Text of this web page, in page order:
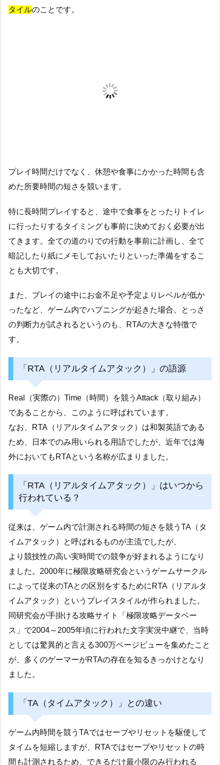
タイルのことです。
プレイ時間だけでなく、休憩や食事にかかった時間も含
めた所要時間の短さを競います。
特に長時間プレイすると、途中で食事をとったりトイレ
に行ったりするタイミングも事前に決めておく必要が出
てきます。全ての道のりでの行動を事前に計画し、全て
暗記したり紙にメモしておいたりといった準備をするこ
とも大切です。
また、プレイの途中にお金不足や予定よりレベルが低か
ったなど、ゲーム内でハプニングが起きた場合、とっさ
の判断力が試されるというのも、RTAの大きな特徴で
す。
「RTA（リアルタイムアタック）」の語源
Real（実際の）Time（時間）を競うAttack（取り組み）
であることから、このように呼ばれています。
なお、RTA（リアルタイムアタック）は和製英語である
ため、日本でのみ用いられる用語でしたが、近年では海
外においてもRTAという名称が広まりました。
「RTA（リアルタイムアタック）」はいつから
行われている？
従来は、ゲーム内で計測される時間の短さを競うTA（タ
イムアタック）と呼ばれるものが主流でしたが、
より競技性の高い実時間での競争が好まれるようになり
ました。2000年に極限攻略研究会というゲームサークル
によって従来のTAとの区別をするためにRTA（リアルタ
イムアタック）というプレイスタイルが作られました。
同研究会が手掛ける攻略サイト「極限攻略データベー
ス」で2004～2005年頃に行われた文字実況中継で、当時
としては驚異的と言える300万ページビューを集めたこと
が、多くのゲーマーがRTAの存在を知るきっかけとなり
ました。
「TA（タイムアタック）」との違い
ゲーム内時間を競うTAではセーブやリセットを駆使して
タイムを短縮しますが、RTAではセーブやリセットの時
間も計測されるため、できるだけ最小限のみ行われる